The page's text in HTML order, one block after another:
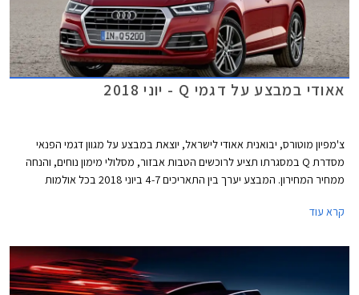
אאודי במבצע על דגמי Q - יוני 2018
צ'מפיון מוטורס, יבואנית אאודי לישראל, יוצאת במבצע על מגוון דגמי הפנאי
מסדרת Q במסגרתו תציע לרוכשים הטבות אבזור, מסלולי מימון נוחים, והנחה
ממחיר המחירון. המבצע יערך בין התאריכים 4-7 ביוני 2018 בכל אולמות
קרא עוד